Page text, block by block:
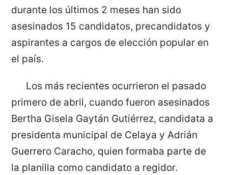
durante los últimos 2 meses han sido
asesinados 15 candidatos, precandidatos y
aspirantes a cargos de elección popular en
el país.
Los más recientes ocurrieron el pasado
primero de abril, cuando fueron asesinados
Bertha Gisela Gaytán Gutiérrez, candidata a
presidenta municipal de Celaya y Adrián
Guerrero Caracho, quien formaba parte de
la planilla como candidato a regidor.